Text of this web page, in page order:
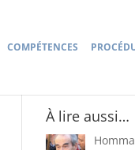
COMPÉTENCES
À lire aussi…